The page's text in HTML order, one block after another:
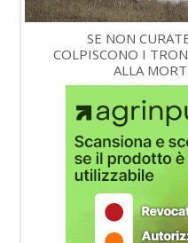
SE NON
COLPISCONO I
ALLA